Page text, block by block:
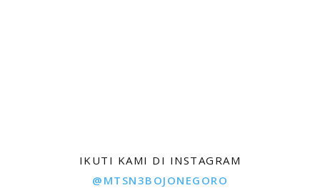
IKUTI KAMI DI INSTAGRAM
@MTSN3BOJONEGORO